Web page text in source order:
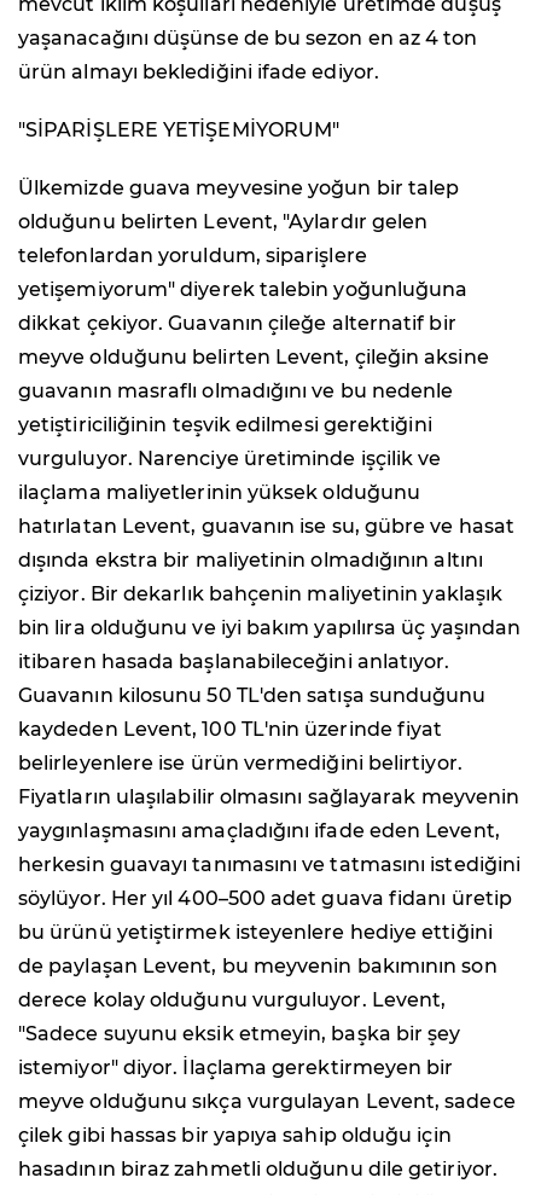
yaşanacağını düşünse de bu sezon en az 4 ton
ürün almayı beklediğini ifade ediyor.
"SİPARİŞLERE YETİŞEMİYORUM"
Ülkemizde guava meyvesine yoğun bir talep
olduğunu belirten Levent, "Aylardır gelen
telefonlardan yoruldum, siparişlere
yetişemiyorum" diyerek talebin yoğunluğuna
dikkat çekiyor. Guavanın çileğe alternatif bir
meyve olduğunu belirten Levent, çileğin aksine
guavanın masraflı olmadığını ve bu nedenle
yetiştiriciliğinin teşvik edilmesi gerektiğini
vurguluyor. Narenciye üretiminde işçilik ve
ilaçlama maliyetlerinin yüksek olduğunu
hatırlatan Levent, guavanın ise su, gübre ve hasat
dışında ekstra bir maliyetinin olmadığının altını
çiziyor. Bir dekarlık bahçenin maliyetinin yaklaşık
bin lira olduğunu ve iyi bakım yapılırsa üç yaşından
itibaren hasada başlanabileceğini anlatıyor.
Guavanın kilosunu 50 TL'den satışa sunduğunu
kaydeden Levent, 100 TL'nin üzerinde fiyat
belirleyenlere ise ürün vermediğini belirtiyor.
Fiyatların ulaşılabilir olmasını sağlayarak meyvenin
yaygınlaşmasını amaçladığını ifade eden Levent,
herkesin guavayı tanımasını ve tatmasını istediğini
söylüyor. Her yıl 400–500 adet guava fidanı üretip
bu ürünü yetiştirmek isteyenlere hediye ettiğini
de paylaşan Levent, bu meyvenin bakımının son
derece kolay olduğunu vurguluyor. Levent,
"Sadece suyunu eksik etmeyin, başka bir şey
istemiyor" diyor. İlaçlama gerektirmeyen bir
meyve olduğunu sıkça vurgulayan Levent, sadece
çilek gibi hassas bir yapıya sahip olduğu için
hasadının biraz zahmetli olduğunu dile getiriyor.